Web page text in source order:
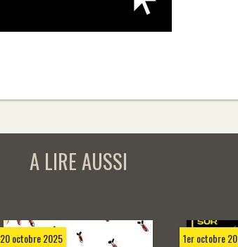
A LIRE AUSSI
20 octobre 2025 1er octobre